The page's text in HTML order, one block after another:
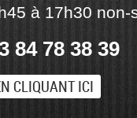
à 17h30 non-
84 78 38 39
CLIQUANT ICI